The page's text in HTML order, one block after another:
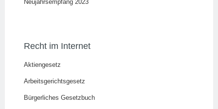
Neujahrsempfang 2023
Recht im Internet
Aktiengesetz
Arbeitsgerichtsgesetz
Bürgerliches Gesetzbuch